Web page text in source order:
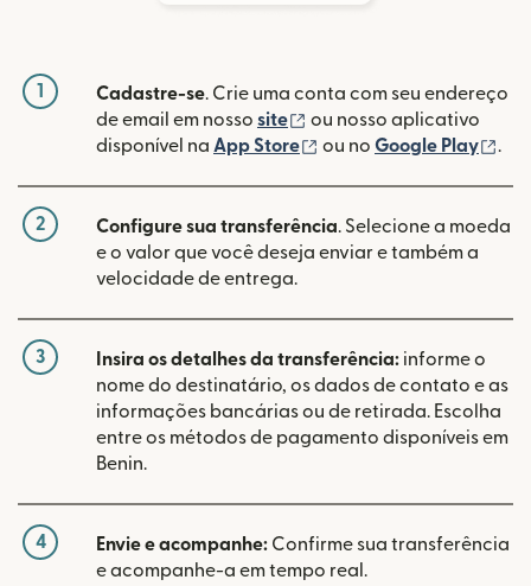
1 Cadastre-se. Crie uma conta com seu endereço
de email em nosso site (abre em uma nova
ou nosso aplicativo
disponível na App Store (abre em uma nova
ou no Google Play .
2 Configure sua transferência. Selecione a moeda
e o valor que você deseja enviar e também a
velocidade de entrega.
3 Insira os detalhes da transferência: informe o
nome do destinatário, os dados de contato e as
informações bancárias ou de retirada. Escolha
entre os métodos de pagamento disponíveis em
Benin.
4 Envie e acompanhe: Confirme sua transferência
e acompanhe-a em tempo real.